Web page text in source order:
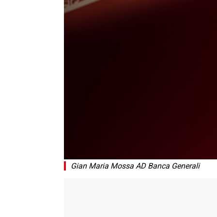
Gian Maria Mossa AD Banca Generali